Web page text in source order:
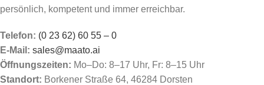
persönlich, kompetent und immer erreichbar.
Telefon: (0 23 62) 60 55 – 0
E-Mail: sales@maato.ai
Öffnungszeiten: Mo–Do: 8–17 Uhr, Fr: 8–15 Uhr
Standort: Borkener Straße 64, 46284 Dorsten